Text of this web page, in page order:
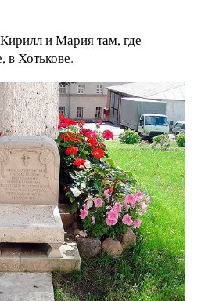
и Мария там, где
в Хотькове.